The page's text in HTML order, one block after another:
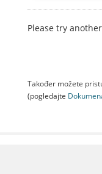
Please try
Također možete
(pogledajte